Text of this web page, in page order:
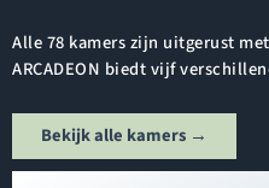
Alle 78 kamers zijn uitgerust
ARCADEON biedt vijf
Bekijk alle kamers →